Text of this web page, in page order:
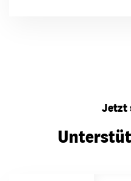
Jetzt